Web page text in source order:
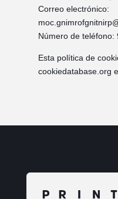
Correo electrónico:
Número de teléfono:
Esta política de
cookiedatabase.org